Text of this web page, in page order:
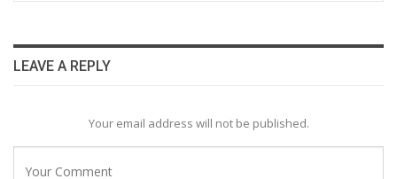
LEAVE A REPLY
Your email address will not be published.